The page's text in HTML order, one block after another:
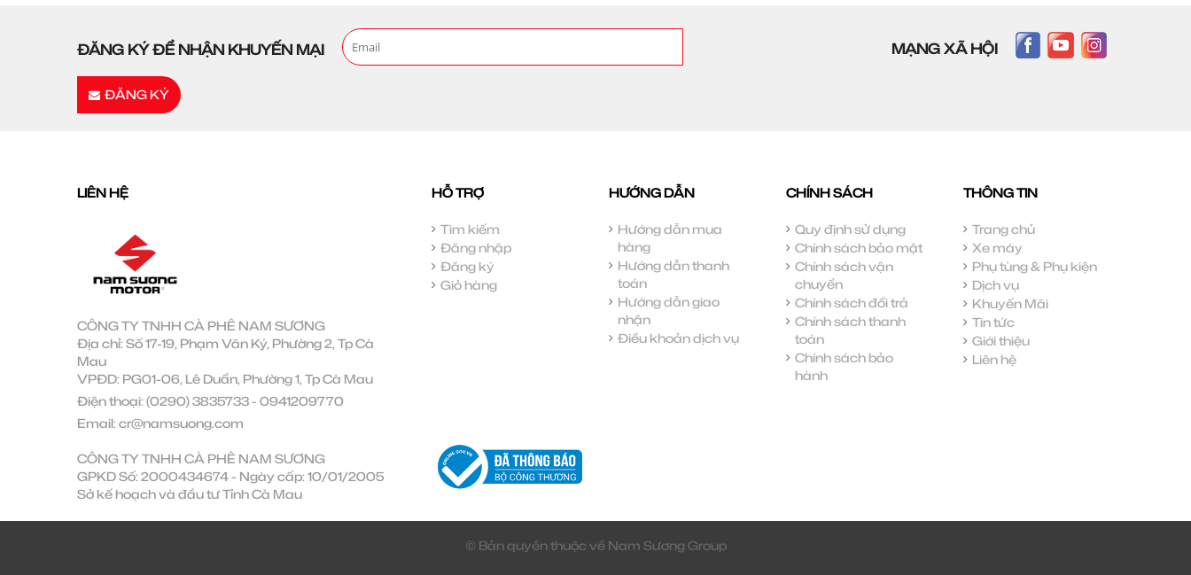
ĐĂNG KÝ ĐỂ NHẬN KHUYẾN MẠI
ĐĂNG KÝ
MẠNG XÃ HỘI
LIÊN HỆ
CÔNG TY TNHH CÀ PHÊ NAM SƯƠNG
Địa chỉ: Số 17-19, Phạm Văn Ký, Phường 2, Tp Cà
Mau
VPĐD: PG01-06, Lê Duẩn, Phường 1, Tp Cà Mau
Điện thoại: (0290) 3835733- 0941209770
Email: cr@namsuong.com
CÔNG TY TNHH CÀ PHÊ NAM SƯƠNG
GPKD Số: 2000434674 - Ngày cấp: 10/01/2005
Sở kế hoạch và đầu tư Tỉnh Cà Mau
HỖ TRỢ
Tìm kiếm
Đăng nhập
Đăng ký
Giỏ hàng
HƯỚNG DẪN
Hướng dẫn mua
hàng
Hướng dẫn thanh
toán
Hướng dẫn giao
nhận
Điều khoản dịch vụ
CHÍNH SÁCH
Quy định sử dụng
Chính sách bảo mật
Chính sách vận
chuyển
Chính sách đổi trả
Chính sách thanh
toán
Chính sách bảo
hành
THÔNG TIN
Trang chủ
Xe máy
Phụ tùng & Phụ kiện
Dịch vụ
Khuyến Mãi
Tin tức
Giới thiệu
Liên hệ
© Bản quyền thuộc về Nam Sương Group